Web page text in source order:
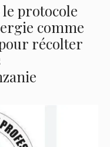
protocole
comme
récolter